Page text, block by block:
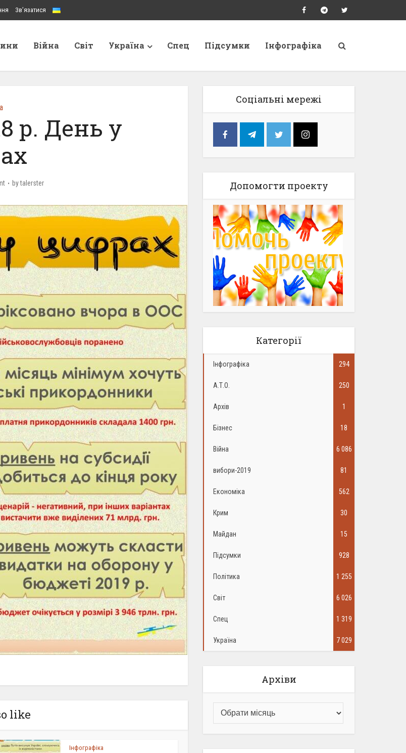
Зв’язатися
Війна Світ Україна Спец Підсумки Інфографіка
р. День у
bytalerster
like
Інфографіка
Соціальні мережі
Допомогти проекту
Категорії
Інфографіка 294
А.Т.О. 250
Архів 1
Бізнес 18
Війна 6 086
вибори-2019 81
Економіка 562
Крим 30
Майдан 15
Підсумки 928
Політика 1 255
Світ 6 026
Спец 1 319
Україна 7 029
Архіви